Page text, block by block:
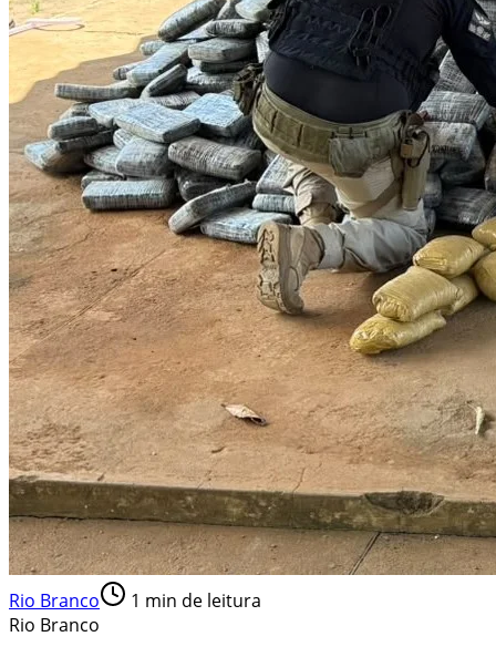
Rio Branco 1 min de leitura
Rio Branco